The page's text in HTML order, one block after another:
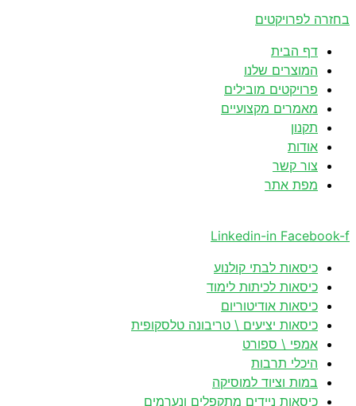
בחזרה לפרויקטים
דף הבית
המוצרים שלנו
פרויקטים מובילים
מאמרים מקצועיים
תקנון
אודות
צור קשר
מפת אתר
Linkedin-in Facebook-f
כיסאות לבתי קולנוע
כיסאות לכיתות לימוד
כיסאות אודיטוריום
כיסאות יציעים \ טריבונה טלסקופית
אמפי \ ספורט
היכלי תרבות
במות וציוד למוסיקה
כיסאות ניידים מתקפלים ונערמים